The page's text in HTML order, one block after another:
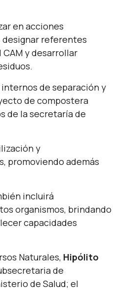
en acciones
referentes
y desarrollar
de separación y
de compostera
de la secretaría de
y
promoviendo además
incluirá
organismos, brindando
capacidades
Naturales, Hipólito
de
de Salud; el